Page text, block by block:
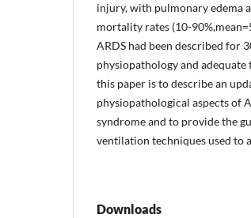
injury, with pulmonary edema
mortality rates (10-
ARDS had been described for
physiopathology and
this paper is to describe an
physiopathological aspects of
syndrome and to provide the
ventilation techniques used to
Downloads